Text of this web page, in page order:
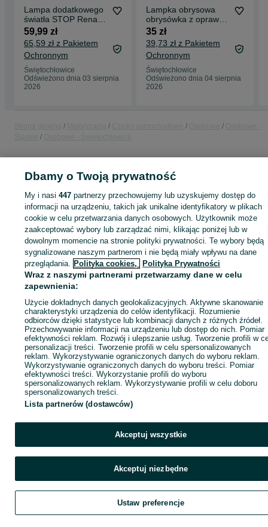
Lampa dodatkowego
światła STOP Renault
Master Opel Movano
NOWA
59,99 zł
65,59 zł z Pakietem
Ochronnym
Świętochłowice
Odświeżono dnia 03 sierpnia
2026
Lampka obrysowa
obrysówka z oprawką
Renault Master Opel
Movano NV400
35 zł
39,73 zł z Pakietem
Ochronnym
Świętochłowice
Odświeżono dnia 04 sierpnia
2026
ID:1069390534
Kup
Dbamy o Twoją prywatność
My i nasi447 partnerzy przechowujemy lub uzyskujemy dostęp do
informacji na urządzeniu, takich jak unikalne identyfikatory w plikach
cookie w celu przetwarzania danych osobowych. Użytkownik może
zaakceptować wybory lub zarządzać nimi, klikając poniżej lub w
dowolnym momencie na stronie polityki prywatności. Te wybory będą
sygnalizowane naszym partnerom i nie będą miały wpływu na dane
przeglądania. Polityka cookies, Polityka Prywatności
Wraz z naszymi partnerami przetwarzamy dane w celu
zapewnienia:
Użycie dokładnych danych geolokalizacyjnych. Aktywne skanowanie
charakterystyki urządzenia do celów identyfikacji. Rozumienie
odbiorców dzięki statystyce lub kombinacji danych z różnych źródeł.
Przechowywanie informacji na urządzeniu lub dostęp do nich. Pomiar
efektywności reklam. Rozwój i ulepszanie usług. Tworzenie profili w
personalizacji treści. Tworzenie profili w celu spersonalizowanych
reklam. Wykorzystywanie ograniczonych danych do wyboru reklam.
Wykorzystywanie ograniczonych danych do wyboru treści. Pomiar
efektywności treści. Wykorzystanie profili do wyboru
spersonalizowanych reklam. Wykorzystywanie profili w celu doboru
spersonalizowanych treści.
Lista partnerów (dostawców)
Akceptuj wszystkie
Akceptuj niezbędne
Ustaw preferencje